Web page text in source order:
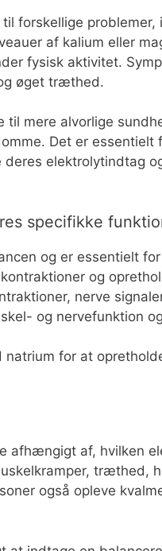
forskellige
af kalium eller
fysisk aktivitet.
øget træthed.
mere alvorlige
Det er essentielt
deres elektrolytindtag
specifikke
og er essentielt
og
nerve
og nervefunktion
natrium for at
afhængigt af, hvilken
træthed,
også opleve